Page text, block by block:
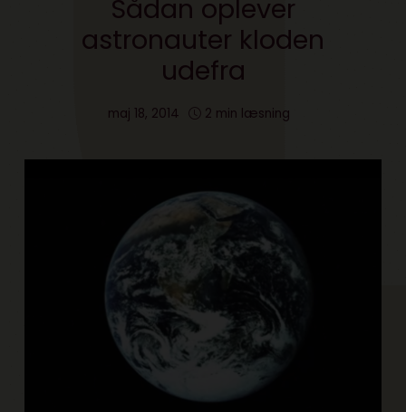
Sådan oplever
astronauter kloden
udefra
maj 18, 2014 2 min læsning